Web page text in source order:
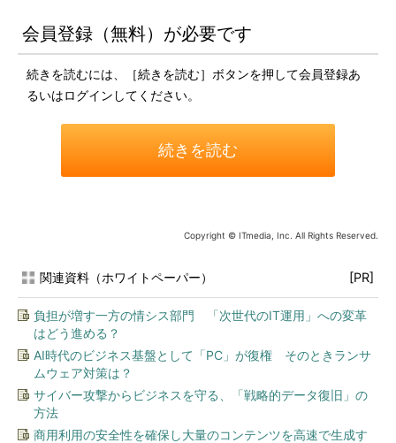
会員登録（無料）が必要です
続きを読むには、［続きを読む］ボタンを押して会員登録あ
るいはログインしてください。
続きを読む
Copyright © ITmedia, Inc. All Rights Reserved.
関連資料（ホワイトペーパー） [PR]
負担が増す一方の情シス部門 「次世代のIT運用」への変革
はどう進める？
AI時代のビジネス基盤として「PC」が復権 そのときランサ
ムウェア対策は？
サイバー攻撃からビジネスを守る、「戦略的データ復旧」の
方法
商用利用の安全性を確保し大量のコンテンツを高速で生成す